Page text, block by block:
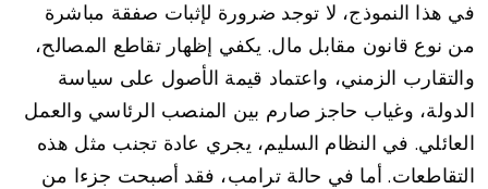
في هذا النموذج، لا توجد ضرورة لإثبات صفقة مباشرة
من نوع قانون مقابل مال. يكفي إظهار تقاطع المصالح،
والتقارب الزمني، واعتماد قيمة الأصول على سياسة
الدولة، وغياب حاجز صارم بين المنصب الرئاسي والعمل
العائلي. في النظام السليم، يجري عادة تجنب مثل هذه
التقاطعات. أما في حالة ترامب، فقد أصبحت جزءا من